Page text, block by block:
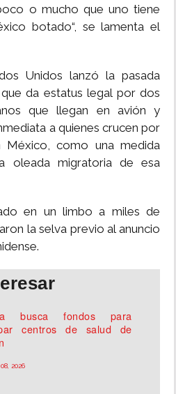
o mucho que uno tiene
botado“, se lamenta el
Unidos lanzó la pasada
da estatus legal por dos
que llegan en avión y
a quienes crucen por
como una medida
oleada migratoria de esa
en un limbo a miles de
la selva previo al anuncio
busca fondos para
centros de salud de
2026